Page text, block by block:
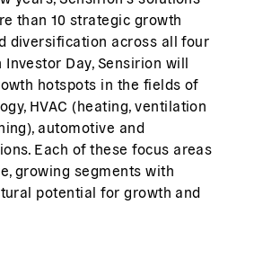
than 10 strategic growth
diversification across all four
Investor Day, Sensirion will
hotspots in the fields of
HVAC (heating, ventilation
automotive and
Each of these focus areas
growing segments with
potential for growth and